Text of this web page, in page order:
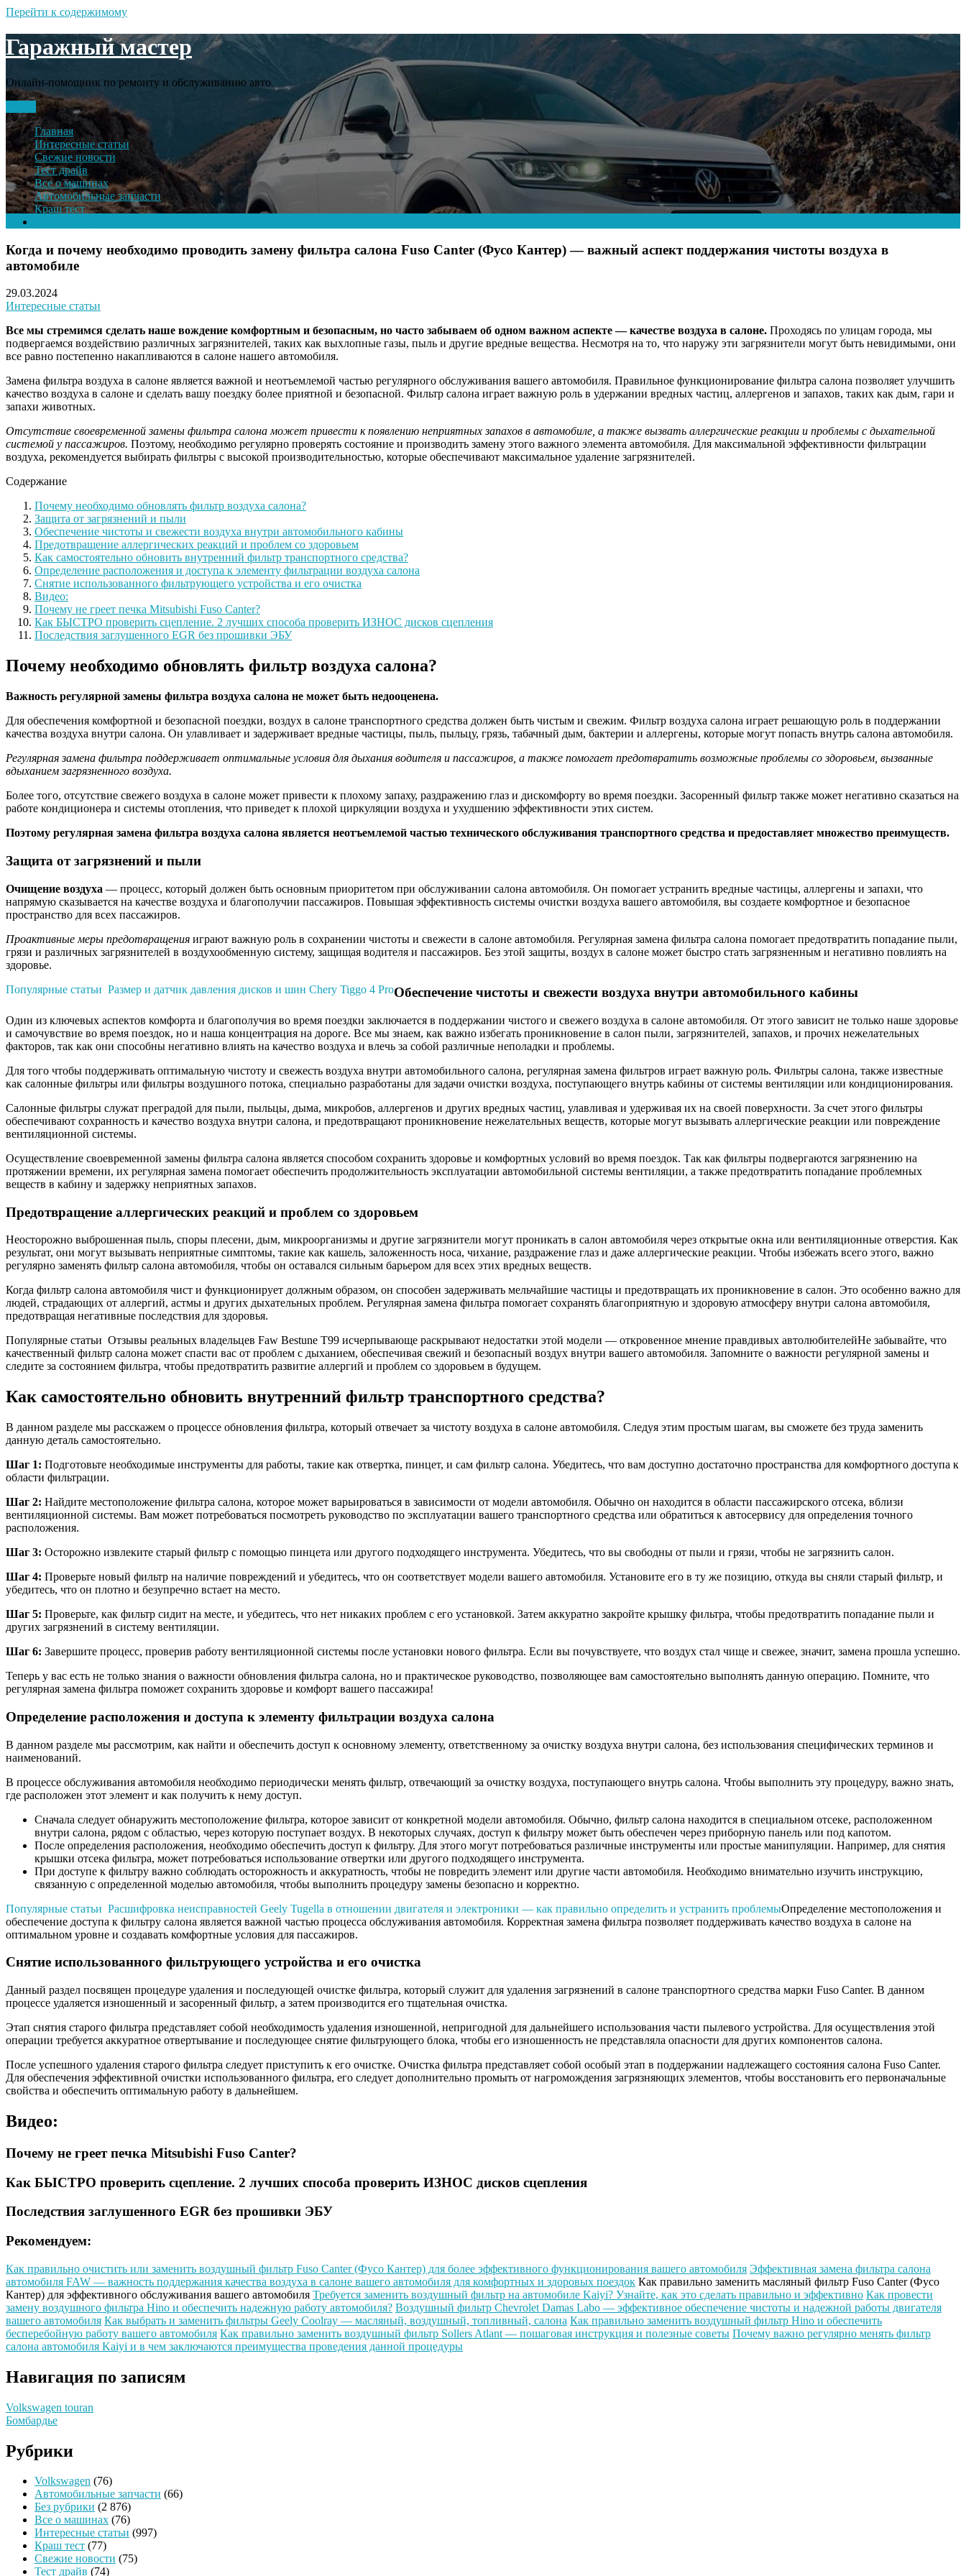
Перейти к содержимому
Гаражный мастер
Онлайн-помощник по ремонту и обслуживанию авто
Главная
Интересные статьи
Свежие новости
Тест драйв
Все о машинах
Автомобильные запчасти
Краш тест
Когда и почему необходимо проводить замену фильтра салона Fuso Canter (Фусо Кантер) — важный аспект поддержания чистоты воздуха в
автомобиле
29.03.2024
Интересные статьи
Все мы стремимся сделать наше вождение комфортным и безопасным, но часто забываем об одном важном аспекте — качестве воздуха в салоне. Проходясь по улицам города, мы
подвергаемся воздействию различных загрязнителей, таких как выхлопные газы, пыль и другие вредные вещества. Несмотря на то, что наружу эти загрязнители могут быть невидимыми, они
все равно постепенно накапливаются в салоне нашего автомобиля.
Замена фильтра воздуха в салоне является важной и неотъемлемой частью регулярного обслуживания вашего автомобиля. Правильное функционирование фильтра салона позволяет улучшить
качество воздуха в салоне и сделать вашу поездку более приятной и безопасной. Фильтр салона играет важную роль в удержании вредных частиц, аллергенов и запахов, таких как дым, гари и
запахи животных.
Отсутствие своевременной замены фильтра салона может привести к появлению неприятных запахов в автомобиле, а также вызвать аллергические реакции и проблемы с дыхательной
системой у пассажиров. Поэтому, необходимо регулярно проверять состояние и производить замену этого важного элемента автомобиля. Для максимальной эффективности фильтрации
воздуха, рекомендуется выбирать фильтры с высокой производительностью, которые обеспечивают максимальное удаление загрязнителей.
Содержание
Почему необходимо обновлять фильтр воздуха салона?
Защита от загрязнений и пыли
Обеспечение чистоты и свежести воздуха внутри автомобильного кабины
Предотвращение аллергических реакций и проблем со здоровьем
Как самостоятельно обновить внутренний фильтр транспортного средства?
Определение расположения и доступа к элементу фильтрации воздуха салона
Снятие использованного фильтрующего устройства и его очистка
Видео:
Почему не греет печка Mitsubishi Fuso Canter?
Как БЫСТРО проверить сцепление. 2 лучших способа проверить ИЗНОС дисков сцепления
Последствия заглушенного EGR без прошивки ЭБУ
Почему необходимо обновлять фильтр воздуха салона?
Важность регулярной замены фильтра воздуха салона не может быть недооценена.
Для обеспечения комфортной и безопасной поездки, воздух в салоне транспортного средства должен быть чистым и свежим. Фильтр воздуха салона играет решающую роль в поддержании
качества воздуха внутри салона. Он улавливает и задерживает вредные частицы, пыль, пыльцу, грязь, табачный дым, бактерии и аллергены, которые могут попасть внутрь салона автомобиля.
Регулярная замена фильтра поддерживает оптимальные условия для дыхания водителя и пассажиров, а также помогает предотвратить возможные проблемы со здоровьем, вызванные
вдыханием загрязненного воздуха.
Более того, отсутствие свежего воздуха в салоне может привести к плохому запаху, раздражению глаз и дискомфорту во время поездки. Засоренный фильтр также может негативно сказаться на
работе кондиционера и системы отопления, что приведет к плохой циркуляции воздуха и ухудшению эффективности этих систем.
Поэтому регулярная замена фильтра воздуха салона является неотъемлемой частью технического обслуживания транспортного средства и предоставляет множество преимуществ.
Защита от загрязнений и пыли
Очищение воздуха — процесс, который должен быть основным приоритетом при обслуживании салона автомобиля. Он помогает устранить вредные частицы, аллергены и запахи, что
напрямую сказывается на качестве воздуха и благополучии пассажиров. Повышая эффективность системы очистки воздуха вашего автомобиля, вы создаете комфортное и безопасное
пространство для всех пассажиров.
Проактивные меры предотвращения играют важную роль в сохранении чистоты и свежести в салоне автомобиля. Регулярная замена фильтра салона помогает предотвратить попадание пыли,
грязи и различных загрязнителей в воздухообменную систему, защищая водителя и пассажиров. Без этой защиты, воздух в салоне может быстро стать загрязненным и негативно повлиять на
здоровье.
Популярные статьи Размер и датчик давления дисков и шин Chery Tiggo 4 ProОбеспечение чистоты и свежести воздуха внутри автомобильного кабины
Один из ключевых аспектов комфорта и благополучия во время поездки заключается в поддержании чистого и свежего воздуха в салоне автомобиля. От этого зависит не только наше здоровье
и самочувствие во время поездок, но и наша концентрация на дороге. Все мы знаем, как важно избегать проникновение в салон пыли, загрязнителей, запахов, и прочих нежелательных
факторов, так как они способны негативно влиять на качество воздуха и влечь за собой различные неполадки и проблемы.
Для того чтобы поддерживать оптимальную чистоту и свежесть воздуха внутри автомобильного салона, регулярная замена фильтров играет важную роль. Фильтры салона, также известные
как салонные фильтры или фильтры воздушного потока, специально разработаны для задачи очистки воздуха, поступающего внутрь кабины от системы вентиляции или кондиционирования.
Салонные фильтры служат преградой для пыли, пыльцы, дыма, микробов, аллергенов и других вредных частиц, улавливая и удерживая их на своей поверхности. За счет этого фильтры
обеспечивают сохранность и качество воздуха внутри салона, и предотвращают проникновение нежелательных веществ, которые могут вызывать аллергические реакции или повреждение
вентиляционной системы.
Осуществление своевременной замены фильтра салона является способом сохранить здоровье и комфортных условий во время поездок. Так как фильтры подвергаются загрязнению на
протяжении времени, их регулярная замена помогает обеспечить продолжительность эксплуатации автомобильной системы вентиляции, а также предотвратить попадание проблемных
веществ в кабину и задержку неприятных запахов.
Предотвращение аллергических реакций и проблем со здоровьем
Неосторожно выброшенная пыль, споры плесени, дым, микроорганизмы и другие загрязнители могут проникать в салон автомобиля через открытые окна или вентиляционные отверстия. Как
результат, они могут вызывать неприятные симптомы, такие как кашель, заложенность носа, чихание, раздражение глаз и даже аллергические реакции. Чтобы избежать всего этого, важно
регулярно заменять фильтр салона автомобиля, чтобы он оставался сильным барьером для всех этих вредных веществ.
Когда фильтр салона автомобиля чист и функционирует должным образом, он способен задерживать мельчайшие частицы и предотвращать их проникновение в салон. Это особенно важно для
людей, страдающих от аллергий, астмы и других дыхательных проблем. Регулярная замена фильтра помогает сохранять благоприятную и здоровую атмосферу внутри салона автомобиля,
предотвращая негативные последствия для здоровья.
Популярные статьи Отзывы реальных владельцев Faw Bestune T99 исчерпывающе раскрывают недостатки этой модели — откровенное мнение правдивых автолюбителейНе забывайте, что
качественный фильтр салона может спасти вас от проблем с дыханием, обеспечивая свежий и безопасный воздух внутри вашего автомобиля. Запомните о важности регулярной замены и
следите за состоянием фильтра, чтобы предотвратить развитие аллергий и проблем со здоровьем в будущем.
Как самостоятельно обновить внутренний фильтр транспортного средства?
В данном разделе мы расскажем о процессе обновления фильтра, который отвечает за чистоту воздуха в салоне автомобиля. Следуя этим простым шагам, вы сможете без труда заменить
данную деталь самостоятельно.
Шаг 1: Подготовьте необходимые инструменты для работы, такие как отвертка, пинцет, и сам фильтр салона. Убедитесь, что вам доступно достаточно пространства для комфортного доступа к
области фильтрации.
Шаг 2: Найдите местоположение фильтра салона, которое может варьироваться в зависимости от модели автомобиля. Обычно он находится в области пассажирского отсека, вблизи
вентиляционной системы. Вам может потребоваться посмотреть руководство по эксплуатации вашего транспортного средства или обратиться к автосервису для определения точного
расположения.
Шаг 3: Осторожно извлеките старый фильтр с помощью пинцета или другого подходящего инструмента. Убедитесь, что вы свободны от пыли и грязи, чтобы не загрязнить салон.
Шаг 4: Проверьте новый фильтр на наличие повреждений и убедитесь, что он соответствует модели вашего автомобиля. Установите его в ту же позицию, откуда вы сняли старый фильтр, и
убедитесь, что он плотно и безупречно встает на место.
Шаг 5: Проверьте, как фильтр сидит на месте, и убедитесь, что нет никаких проблем с его установкой. Затем аккуратно закройте крышку фильтра, чтобы предотвратить попадание пыли и
других загрязнений в систему вентиляции.
Шаг 6: Завершите процесс, проверив работу вентиляционной системы после установки нового фильтра. Если вы почувствуете, что воздух стал чище и свежее, значит, замена прошла успешно.
Теперь у вас есть не только знания о важности обновления фильтра салона, но и практическое руководство, позволяющее вам самостоятельно выполнять данную операцию. Помните, что
регулярная замена фильтра поможет сохранить здоровье и комфорт вашего пассажира!
Определение расположения и доступа к элементу фильтрации воздуха салона
В данном разделе мы рассмотрим, как найти и обеспечить доступ к основному элементу, ответственному за очистку воздуха внутри салона, без использования специфических терминов и
наименований.
В процессе обслуживания автомобиля необходимо периодически менять фильтр, отвечающий за очистку воздуха, поступающего внутрь салона. Чтобы выполнить эту процедуру, важно знать,
где расположен этот элемент и как получить к нему доступ.
Сначала следует обнаружить местоположение фильтра, которое зависит от конкретной модели автомобиля. Обычно, фильтр салона находится в специальном отсеке, расположенном
внутри салона, рядом с областью, через которую поступает воздух. В некоторых случаях, доступ к фильтру может быть обеспечен через приборную панель или под капотом.
После определения расположения, необходимо обеспечить доступ к фильтру. Для этого могут потребоваться различные инструменты или простые манипуляции. Например, для снятия
крышки отсека фильтра, может потребоваться использование отвертки или другого подходящего инструмента.
При доступе к фильтру важно соблюдать осторожность и аккуратность, чтобы не повредить элемент или другие части автомобиля. Необходимо внимательно изучить инструкцию,
связанную с определенной моделью автомобиля, чтобы выполнить процедуру замены безопасно и корректно.
Популярные статьи Расшифровка неисправностей Geely Tugella в отношении двигателя и электроники — как правильно определить и устранить проблемыОпределение местоположения и
обеспечение доступа к фильтру салона является важной частью процесса обслуживания автомобиля. Корректная замена фильтра позволяет поддерживать качество воздуха в салоне на
оптимальном уровне и создавать комфортные условия для пассажиров.
Снятие использованного фильтрующего устройства и его очистка
Данный раздел посвящен процедуре удаления и последующей очистке фильтра, который служит для удаления загрязнений в салоне транспортного средства марки Fuso Canter. В данном
процессе удаляется изношенный и засоренный фильтр, а затем производится его тщательная очистка.
Этап снятия старого фильтра представляет собой необходимость удаления изношенной, непригодной для дальнейшего использования части пылевого устройства. Для осуществления этой
операции требуется аккуратное отвертывание и последующее снятие фильтрующего блока, чтобы его изношенность не представляла опасности для других компонентов салона.
После успешного удаления старого фильтра следует приступить к его очистке. Очистка фильтра представляет собой особый этап в поддержании надлежащего состояния салона Fuso Canter.
Для обеспечения эффективной очистки использованного фильтра, его следует дополнительно промыть от нагромождения загрязняющих элементов, чтобы восстановить его первоначальные
свойства и обеспечить оптимальную работу в дальнейшем.
Видео:
Почему не греет печка Mitsubishi Fuso Canter?
Как БЫСТРО проверить сцепление. 2 лучших способа проверить ИЗНОС дисков сцепления
Последствия заглушенного EGR без прошивки ЭБУ
Рекомендуем:
Как правильно очистить или заменить воздушный фильтр Fuso Canter (Фусо Кантер) для более эффективного функционирования вашего автомобиля Эффективная замена фильтра салона
автомобиля FAW — важность поддержания качества воздуха в салоне вашего автомобиля для комфортных и здоровых поездок Как правильно заменить масляный фильтр Fuso Canter (Фусо
Кантер) для эффективного обслуживания вашего автомобиля Требуется заменить воздушный фильтр на автомобиле Kaiyi? Узнайте, как это сделать правильно и эффективно Как провести
замену воздушного фильтра Hino и обеспечить надежную работу автомобиля? Воздушный фильтр Chevrolet Damas Labo — эффективное обеспечение чистоты и надежной работы двигателя
вашего автомобиля Как выбрать и заменить фильтры Geely Coolray — масляный, воздушный, топливный, салона Как правильно заменить воздушный фильтр Hino и обеспечить
бесперебойную работу вашего автомобиля Как правильно заменить воздушный фильтр Sollers Atlant — пошаговая инструкция и полезные советы Почему важно регулярно менять фильтр
салона автомобиля Kaiyi и в чем заключаются преимущества проведения данной процедуры
Навигация по записям
Volkswagen touran
Бомбардье
Рубрики
Volkswagen (76)
Автомобильные запчасти (66)
Без рубрики (2 876)
Все о машинах (76)
Интересные статьи (997)
Краш тест (77)
Свежие новости (75)
Тест драйв (74)